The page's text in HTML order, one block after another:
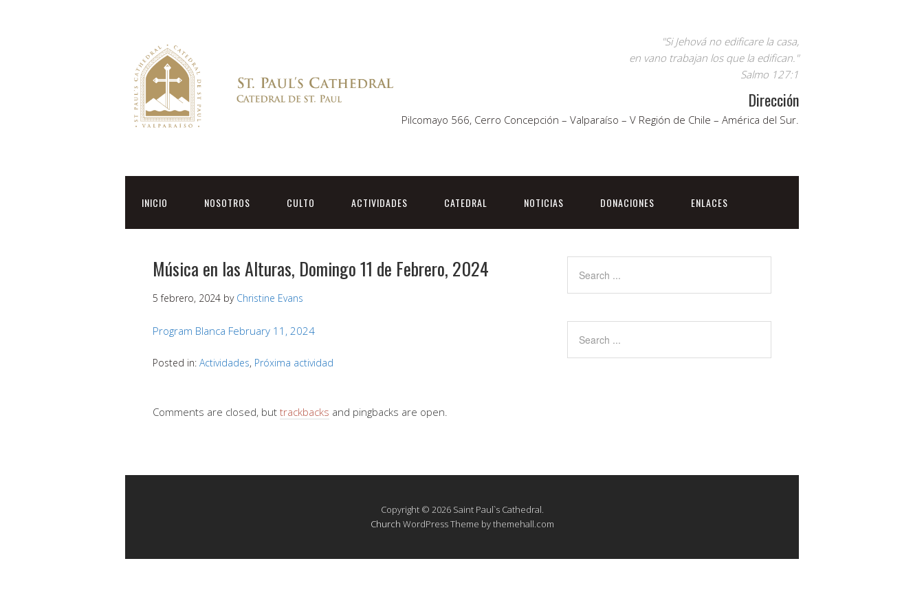
"Si Jehová no edificare la casa,
en vano trabajan los que la edifican."
Salmo 127:1
Dirección
Pilcomayo 566, Cerro Concepción – Valparaíso – V Región de Chile – América del Sur.
INICIO NOSOTROS CULTO ACTIVIDADES CATEDRAL NOTICIAS DONACIONES ENLACES
Música en las Alturas, Domingo 11 de Febrero, 2024
5 febrero, 2024 by Christine Evans
Program Blanca February 11, 2024
Posted in: Actividades, Próxima actividad
Comments are closed, but trackbacks and pingbacks are open.
Copyright © 2026 Saint Paul`s Cathedral.
Church WordPress Theme by themehall.com